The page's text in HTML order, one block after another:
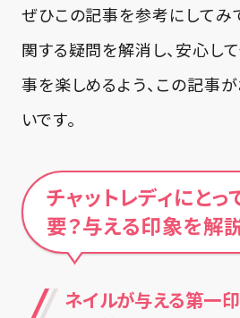
ぜひこの記事を参考にしてみ
関する疑問を解消し、安心し
事を楽しめるよう、この記事
いです。
チャットレディにと
要？与える印象を解
ネイルが与える第一